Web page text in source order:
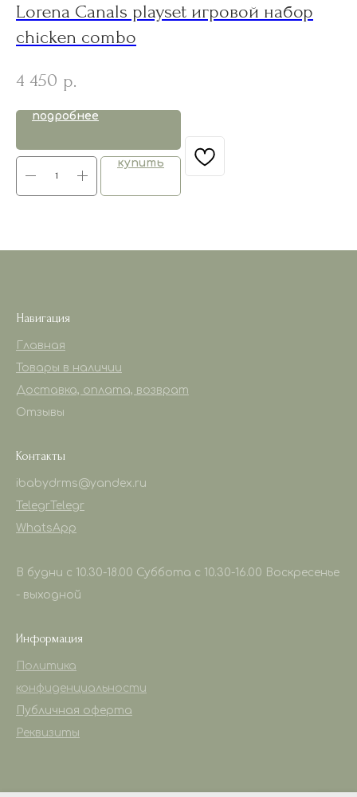
Lorena Canals playset игровой набор
chicken combo
4 450 р.
подробнее
купить
Навигация
Главная
Товары в наличии
Доставка, оплата, возврат
Отзывы
Контакты
ibabydrms@yandex.ru
Telegr Telegr
WhatsApp
В будни с 10.30-18.00 Суббота с 10.30-16.00 Воскресенье
- выходной
Информация
Политика
конфиденциальности
Публичная оферта
Реквизиты